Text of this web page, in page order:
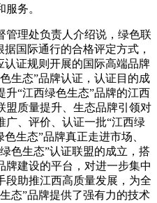
务。
管理处负责人介绍说，绿色联
国际通行的合格评定方式，
认证规则开展的国际高端品牌
生态”品牌认证，认证 目的成
“江西绿色生态”品牌的江西
盟质量提升、生态品牌引领对
广、评价、认证一批“江西绿
生态”品牌真正走进市场、
色生态”认证联盟的成立，搭
牌建设的平台，对进一步集中
段助推江西高质量发展，为全
态”品牌提供了强有力的技术